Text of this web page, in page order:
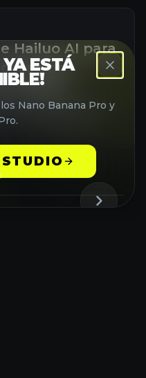
Hailuo AI para
de
2025
a Hailuo AI
con inteligencia
la mejor
de video.
ESTÁ
Nano Banana Pro y